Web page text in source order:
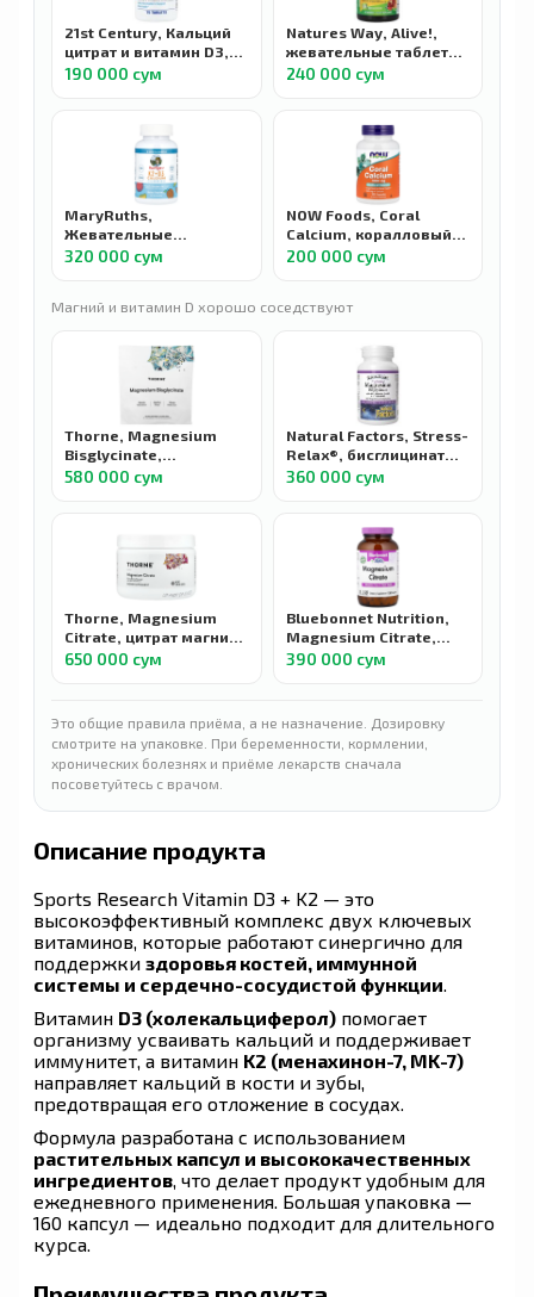
21st Century, Кальций
цитрат и витамин D3,
максимальная
эффективность, 75
190 000 сум
Natures Way, Alive!,
жевательные таблетки
с кальцием и
витамином D3,
клубника, 60
мармеладок
240 000 сум
MaryRuths,
Жевательные
мармеладки с
кальцием D3+K2,
абрикос, 60
320 000 сум
NOW Foods, Coral
Calcium, коралловый
кальций, 1000 мг, 100
200 000 сум
Магний и витамин D хорошо соседствуют
Thorne, Magnesium
Bisglycinate,
Бисглицинат магния,
30 пакетиков
580 000 сум
Natural Factors, Stress-
Relax®, бисглицинат
магния, ГАМК и L-
теанином, 90 капсул
360 000 сум
Thorne, Magnesium
Citrate, цитрат магния,
цитрус-ягоды, 228 г
650 000 сум
Bluebonnet Nutrition,
Magnesium Citrate,
Цитрат магния, 120
390 000 сум
Это общие правила приёма, а не назначение. Дозировку
смотрите на упаковке. При беременности, кормлении,
хронических болезнях и приёме лекарств сначала
посоветуйтесь с врачом.
Описание продукта
Sports Research Vitamin D3 + K2 — это
высокоэффективный комплекс двух ключевых
витаминов, которые работают синергично для
поддержки здоровья костей, иммунной
системы и сердечно-сосудистой функции
Витамин D3 (холекальциферол) помогает
организму усваивать кальций и поддерживает
иммунитет, а витамин K2 (менахинон-7, MK-7)
направляет кальций в кости и зубы,
предотвращая его отложение в сосудах.
Формула разработана с использованием
растительных капсул и высококачественных
ингредиентов , что делает продукт удобным для
ежедневного применения. Большая упаковка —
160 капсул — идеально подходит для длительного
курса.